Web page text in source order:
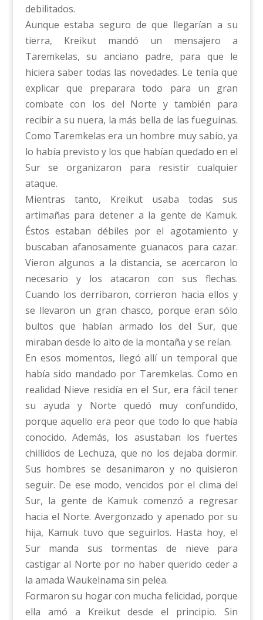
debilitados.
Aunque estaba seguro de que llegarían a su
tierra, Kreikut mandó un mensajero a
Taremkelas, su anciano padre, para que le
hiciera saber todas las novedades. Le tenía que
explicar que preparara todo para un gran
combate con los del Norte y también para
recibir a su nuera, la más bella de las fueguinas.
Como Taremkelas era un hombre muy sabio, ya
lo había previsto y los que habían quedado en el
Sur se organizaron para resistir cualquier
ataque.
Mientras tanto, Kreikut usaba todas sus
artimañas para detener a la gente de Kamuk.
Éstos estaban débiles por el agotamiento y
buscaban afanosamente guanacos para cazar.
Vieron algunos a la distancia, se acercaron lo
necesario y los atacaron con sus flechas.
Cuando los derribaron, corrieron hacia ellos y
se llevaron un gran chasco, porque eran sólo
bultos que habían armado los del Sur, que
miraban desde lo alto de la montaña y se reían.
En esos momentos, llegó allí un temporal que
había sido mandado por Taremkelas. Como en
realidad Nieve residía en el Sur, era fácil tener
su ayuda y Norte quedó muy confundido,
porque aquello era peor que todo lo que había
conocido. Además, los asustaban los fuertes
chillidos de Lechuza, que no los dejaba dormir.
Sus hombres se desanimaron y no quisieron
seguir. De ese modo, vencidos por el clima del
Sur, la gente de Kamuk comenzó a regresar
hacia el Norte. Avergonzado y apenado por su
hija, Kamuk tuvo que seguirlos. Hasta hoy, el
Sur manda sus tormentas de nieve para
castigar al Norte por no haber querido ceder a
la amada Waukelnama sin pelea.
Formaron su hogar con mucha felicidad, porque
ella amó a Kreikut desde el principio. Sin